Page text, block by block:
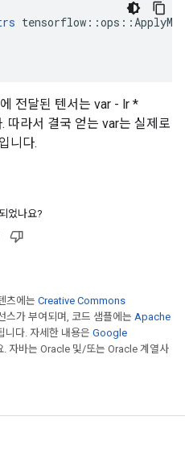
전달된 텐서는 var - lr *
라서 결국 얻는 var는 실제로
니다.
었나요?
츠에는 Creative Commons
스가 부여되며, 코드 샘플에는 Apache
니다. 자세한 내용은 Google
. 자바는 Oracle 및/또는 Oracle 계열사